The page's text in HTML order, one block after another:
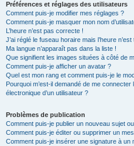
Préférences et réglages des utilisateurs
Comment puis-je modifier mes réglages ?
Comment puis-je masquer mon nom
L’heure n’est pas correcte !
J’ai réglé le fuseau horaire mais l’heure
Ma langue n’apparaît pas dans la liste !
Que signifient les images situées à côté de
Comment puis-je afficher un avatar ?
Quel est mon rang et comment puis-je le
Pourquoi m’est-il demandé de me
électronique d’un utilisateur ?
Problèmes de publication
Comment puis-je publier un nouveau sujet
Comment puis-je éditer ou supprimer un
Comment puis-je insérer une signature à un